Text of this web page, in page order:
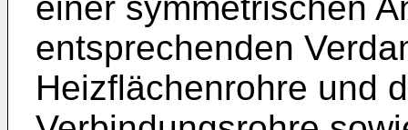
entsprechenden
Heizflächenrohre und